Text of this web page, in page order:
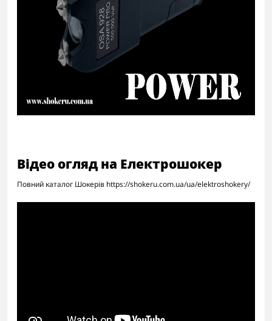
Відео огляд на Електрошокер
Повний каталог Шокерів https://shokeru.com.ua/ua/elektroshokery/